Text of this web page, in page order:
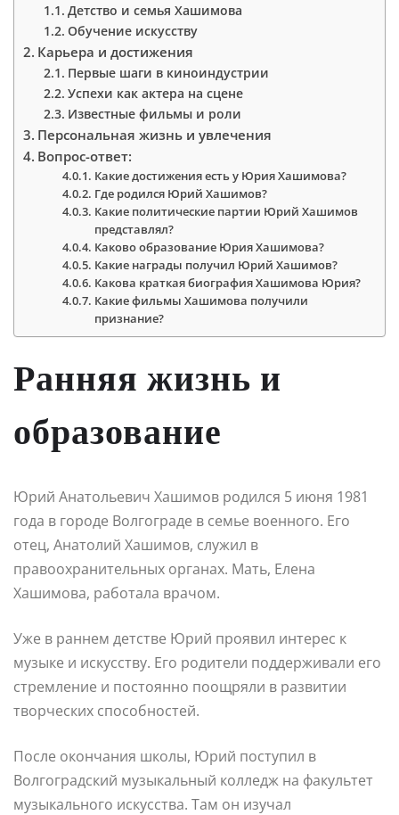
Детство и семья Хашимова
Обучение искусству
Карьера и достижения
Первые шаги в киноиндустрии
Успехи как актера на сцене
Известные фильмы и роли
Персональная жизнь и увлечения
Вопрос-ответ:
Какие достижения есть у Юрия Хашимова?
Где родился Юрий Хашимов?
Какие политические партии Юрий Хашимов
представлял?
Каково образование Юрия Хашимова?
Какие награды получил Юрий Хашимов?
Какова краткая биография Хашимова Юрия?
Какие фильмы Хашимова получили
признание?
Ранняя жизнь и
образование
Юрий Анатольевич Хашимов родился 5 июня 1981
года в городе Волгограде в семье военного. Его
отец, Анатолий Хашимов, служил в
правоохранительных органах. Мать, Елена
Хашимова, работала врачом.
Уже в раннем детстве Юрий проявил интерес к
музыке и искусству. Его родители поддерживали его
стремление и постоянно поощряли в развитии
творческих способностей.
После окончания школы, Юрий поступил в
Волгоградский музыкальный колледж на факультет
музыкального искусства. Там он изучал